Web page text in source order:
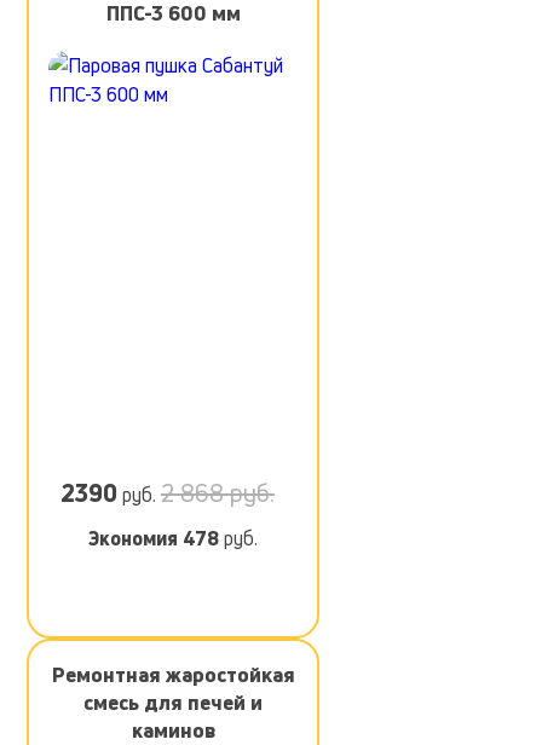
ППС-3 600 мм
2390 руб. 2 868 руб.
Экономия 478руб.
Ремонтная жаростойкая
смесь для печей и
каминов